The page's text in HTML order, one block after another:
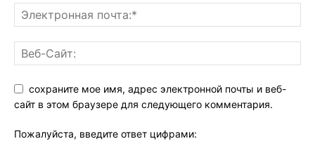
сохраните мое имя, адрес электронной почты и веб-
сайт в этом браузере для следующего комментария.
Пожалуйста, введите ответ цифрами: